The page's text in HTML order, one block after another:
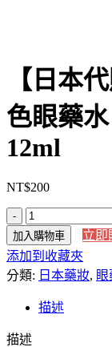
【日本
色眼藥
12ml
NT$200
【日
本
代
購】
天
製
加入購物車
立即
添加到收藏夾
分類: 日本藥妝, 眼
描述
描述